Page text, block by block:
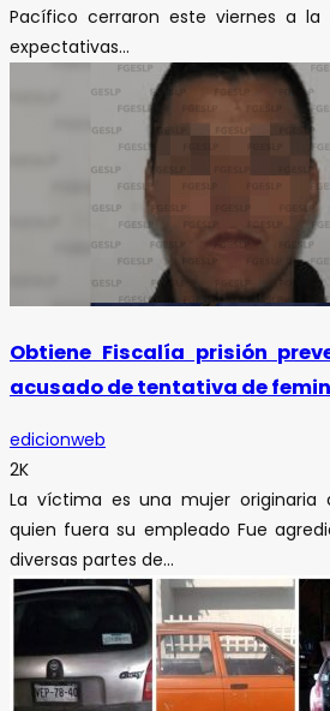
Pacífico cerraron este viernes a
expectativas...
Obtiene Fiscalía prisión
acusado de tentativa de
edicionweb
2K
La víctima es una mujer originaria
quien fuera su empleado Fue
diversas partes de...